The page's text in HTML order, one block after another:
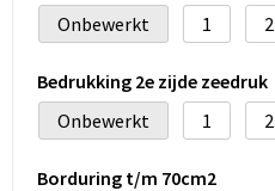
Heuptassen
Documententassen
Onbewerkt
1 2
Bedrukking 2e zijde zeedruk
Onbewerkt
1 2
Borduring t/m 70cm2